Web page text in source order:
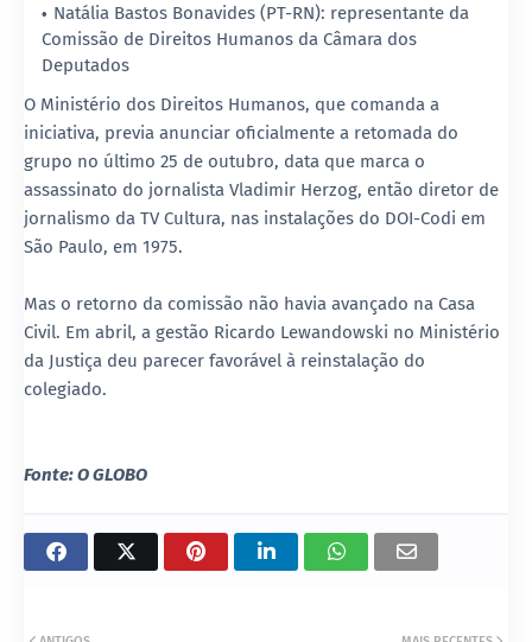
Natália Bastos Bonavides (PT-RN): representante da
Comissão de Direitos Humanos da Câmara dos
Deputados
O Ministério dos Direitos Humanos, que comanda a
iniciativa, previa anunciar oficialmente a retomada do
grupo no último 25 de outubro, data que marca o
assassinato do jornalista Vladimir Herzog, então diretor de
jornalismo da TV Cultura, nas instalações do DOI-Codi em
São Paulo, em 1975.
Mas o retorno da comissão não havia avançado na Casa
Civil. Em abril, a gestão Ricardo Lewandowski no Ministério
da Justiça deu parecer favorável à reinstalação do
colegiado.
Fonte: O GLOBO